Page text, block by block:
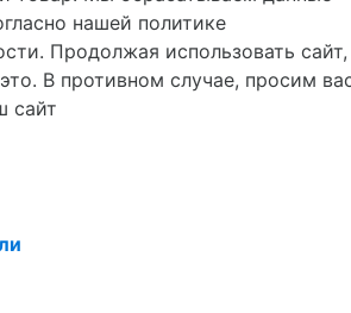
нашей политике
Продолжая использовать
В противном случае, просим
сайт